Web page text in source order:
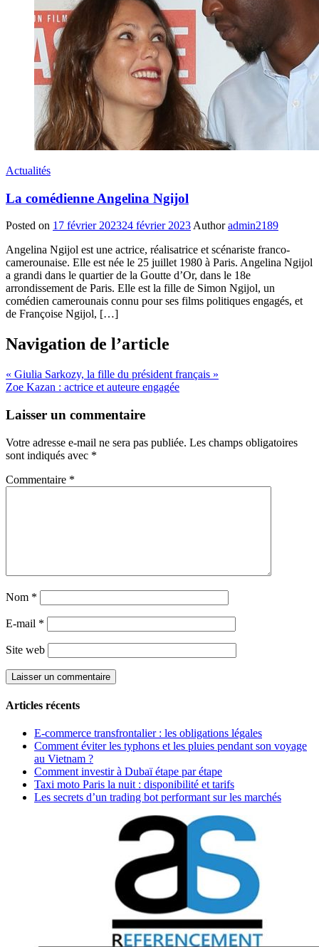
Actualités
La comédienne Angelina Ngijol
Posted on 17 février 202324 février 2023Author admin2189
Angelina Ngijol est une actrice, réalisatrice et scénariste franco-
camerounaise. Elle est née le 25 juillet 1980 à Paris. Angelina Ngijol
a grandi dans le quartier de la Goutte d’Or, dans le 18e
arrondissement de Paris. Elle est la fille de Simon Ngijol, un
comédien camerounais connu pour ses films politiques engagés, et
de Françoise Ngijol, […]
Navigation de l’article
« Giulia Sarkozy, la fille du président français »
Zoe Kazan : actrice et auteure engagée
Laisser un commentaire
Votre adresse e-mail ne sera pas publiée. Les champs obligatoires
sont indiqués avec *
Commentaire *
Nom *
E-mail *
Site web
Articles récents
E-commerce transfrontalier : les obligations légales
Comment éviter les typhons et les pluies pendant son voyage
au Vietnam ?
Comment investir à Dubaï étape par étape
Taxi moto Paris la nuit : disponibilité et tarifs
Les secrets d’un trading bot performant sur les marchés